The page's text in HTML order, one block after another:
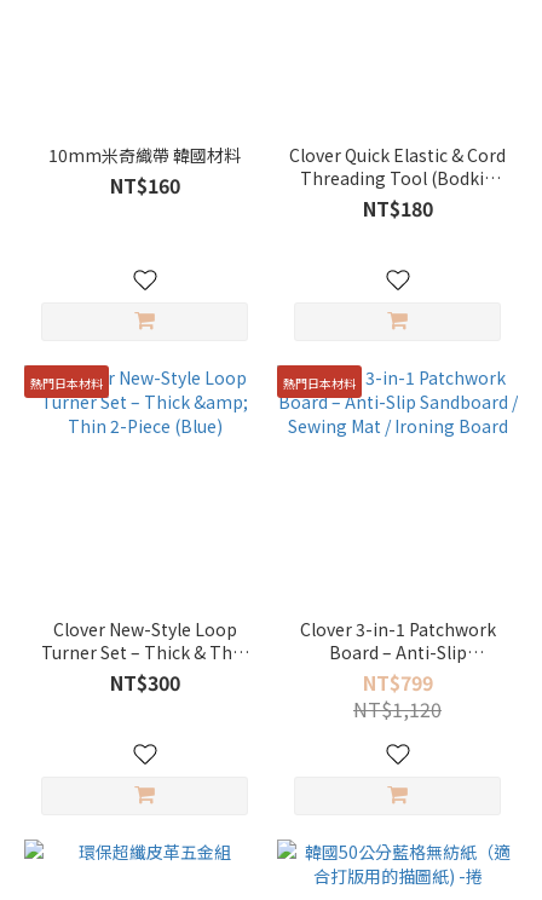
10mm米奇織帶 韓國材料
NT$160
Clover Quick Elastic & Cord
Threading Tool (Bodkin
Set)
NT$180
熱門日本材料
Clover New-Style Loop
Turner Set – Thick & Thin
2-Piece (Blue)
NT$300
熱門日本材料
Clover 3-in-1 Patchwork
Board – Anti-Slip
Sandboard / Sewing Mat /
Ironing Board
NT$799
NT$1,120